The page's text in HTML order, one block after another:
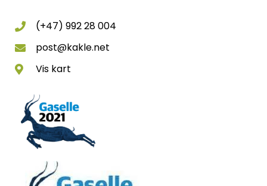
(+47) 992 28 004
post@kakle.net
Vis kart